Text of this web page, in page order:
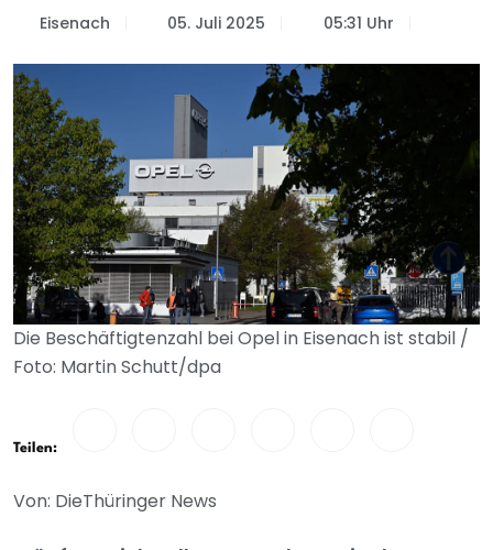
Eisenach 05. Juli 2025 05:31 Uhr
Die Beschäftigtenzahl bei Opel in Eisenach ist stabil /
Foto: Martin Schutt/dpa
Teilen:
Von: DieThüringer News